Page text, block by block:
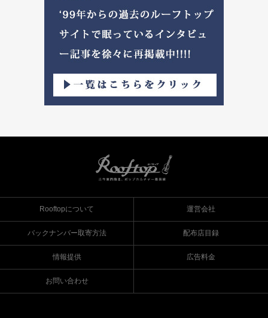
Rooftopについて 運営会社
バックナンバー取寄方法 配布店目録
情報提供 広告料金
お問い合わせ